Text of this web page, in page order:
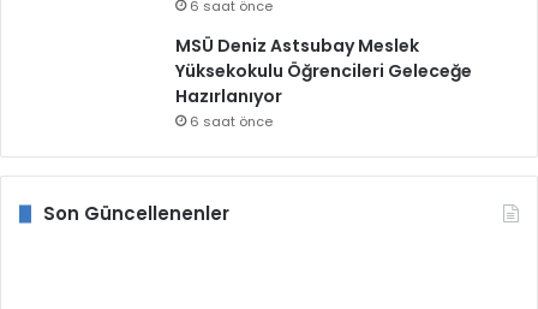
6 saat önce
MSÜ Deniz Astsubay Meslek
Yüksekokulu Öğrencileri Geleceğe
Hazırlanıyor
6 saat önce
Son Güncellenenler